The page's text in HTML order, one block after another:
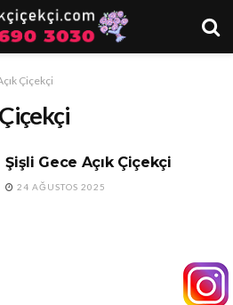
Çiçekçi
Şişli Gece Açık Çiçekçi
24 AĞUSTOS 2025